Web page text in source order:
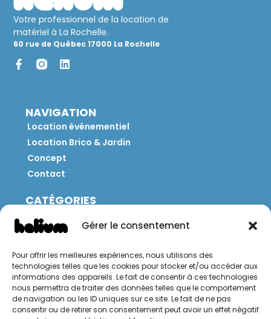
Gérer le consentement
Pour offrir les meilleures expériences, nous utilisons des
technologies telles que les cookies pour stocker et/ou accéder aux
informations des appareils. Le fait de consentir à ces technologies
nous permettra de traiter des données telles que le comportement
de navigation ou les ID uniques sur ce site. Le fait de ne pas
consentir ou de retirer son consentement peut avoir un effet négatif
Votre professionnel de la location de
matériel à La Rochelle.
60 rue de Québec 17000 La Rochelle
NAVIGATION
Location événementiel
Location Brico & Jardin
Concept
Contact
CATÉGORIES
Mobilier
Brico
Jardin
CONTACT